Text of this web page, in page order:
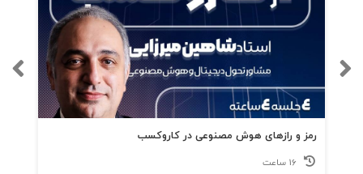
رمز و رازهای هوش مصنوعی در کاروکسب